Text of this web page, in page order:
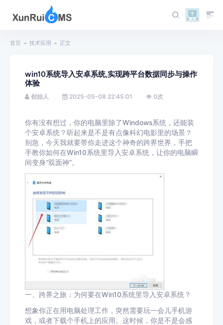
首页 技术应用 正文
win10系统导入安卓系统,实现跨平台数据同步与操作
体验
创始人 2025-05-08 22:45:01 0次
你有没有想过，你的电脑里除了Windows系统，还能装
个安卓系统？听起来是不是有点像科幻电影里的场景？
别急，今天我就要带你走进这个神奇的跨界世界，手把
手教你如何在Win10系统里导入安卓系统，让你的电脑瞬
间变身“双面神”。
一、跨界之旅：为何要在Win10系统里导入安卓系统？
想象你正在用电脑处理工作，突然需要玩一会儿手机游
戏，或者下载个手机上的应用。这时候，你是不是会感